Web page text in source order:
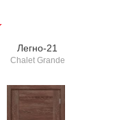
Легно-21
Chalet Grande